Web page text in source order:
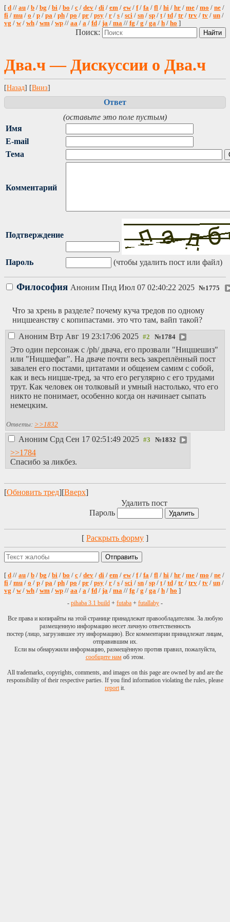
[ d // au / b / bg / bi / bo / c / dev / di / em / ew/ f/ fa / fl / hi / hr / me / mo / ne /
fi / mu / o / p / pa / ph / po / pr / psy / r / s / sci / sn / sp / t/ td / tr / trv / tv / un /
vg / w/ wh / wm / wp // aa / a / fd / ja / ma // fg / g / ga / h / ho ]
Поиск:
Два.ч — Дискуссии о Два.ч
[Назад] [Вниз]
Ответ
(оставьте это поле пустым)
Имя
E-mail
Тема
Комментарий
Подтверждение
Пароль (чтобы удалить пост или файл)
Философия Аноним Пнд Июл 07 02:40:22 2025 №1775
Что за хрень в разделе? почему куча тредов по одному
ницшеанству с копипастами. это что там, вайп такой?
Аноним Втр Авг 19 23:17:06 2025 №1784
Это один персонаж с /ph/ двача, его прозвали "Ницшешиз"
или "Ницшефаг". На дваче почти весь закреплённый пост
завален его постами, цитатами и общеием самим с собой,
как и весь ницше-тред, за что его регулярно с его трудами
трут. Как человек он толковый и умный настолько, что его
никто не понимает, особенно когда он начинает сыпать
немецким.
Ответы: >>1832
Аноним Срд Сен 17 02:51:49 2025 №1832
>>1784
Спасибо за ликбез.
[Обновить тред][Вверх]
Удалить пост
Пароль
[ Раскрыть форму ]
[ d // au / b / bg / bi / bo / c / dev / di / em / ew/ f/ fa / fl / hi / hr / me / mo / ne /
fi / mu / o / p / pa / ph / po / pr / psy / r / s / sci / sn / sp / t/ td / tr / trv / tv / un /
vg / w/ wh / wm / wp // aa / a / fd / ja / ma // fg / g / ga / h / ho ]
- pihaba 3.1 build + futaba + futallaby -
Все права и копирайты на этой странице принадлежат правообладателям. За любую
размещенную информацию несет личную ответственность
постер (лицо, загрузившее эту информацию). Все комментарии принадлежат лицам,
отправившим их.
Если вы обнаружили информацию, размещённую против правил, пожалуйста,
сообщите намоб этом.
All trademarks, copyrights, comments, and images on this page are owned by and are the
responsibility of their respective parties. If you find information violating the rules, please
reportit.